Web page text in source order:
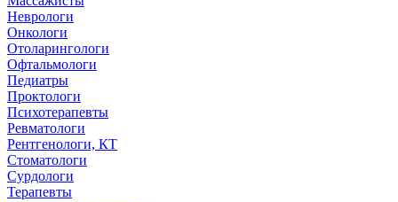
Неврологи
Онкологи
Отоларингологи
Офтальмологи
Педиатры
Проктологи
Психотерапевты
Ревматологи
Рентгенологи, КТ
Стоматологи
Сурдологи
Терапевты